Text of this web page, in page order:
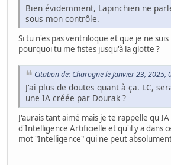
Bien évidemment, Lapinchien ne
sous mon contrôle.
Si tu n'es pas ventriloque et que je ne
pourquoi tu me fistes jusqu'à la glotte ?
Citation de: Charogne le Janvier 23, 2025,
J'ai plus de doutes quant à ça. LC,
une IA créée par Dourak ?
J'aurais tant aimé mais je te rappelle
d'Intelligence Artificielle et qu'il y a dans
mot "Intelligence" qui ne peut